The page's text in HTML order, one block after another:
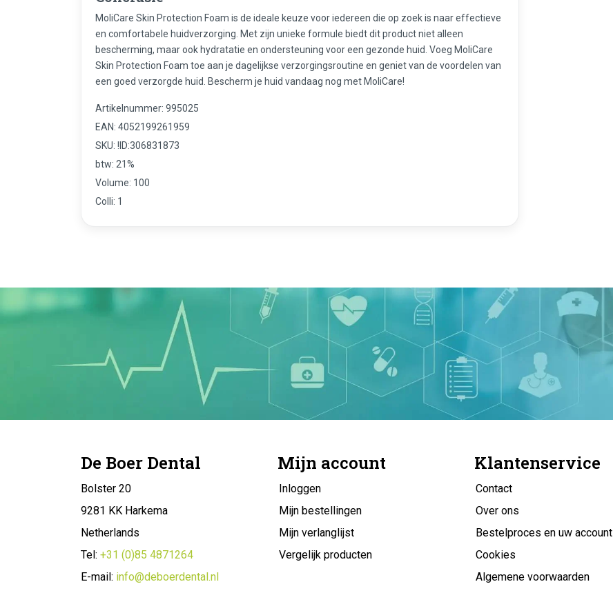
MoliCare Skin Protection Foam is de ideale keuze voor iedereen die op zoek is naar effectieve
en comfortabele huidverzorging. Met zijn unieke formule biedt dit product niet alleen
bescherming, maar ook hydratatie en ondersteuning voor een gezonde huid. Voeg MoliCare
Skin Protection Foam toe aan je dagelijkse verzorgingsroutine en geniet van de voordelen van
een goed verzorgde huid. Bescherm je huid vandaag nog met MoliCare!
Artikelnummer: 995025
EAN: 4052199261959
SKU: !ID:306831873
btw: 21%
Volume: 100
Colli: 1
De Boer Dental
Bolster 20
9281 KK Harkema
Netherlands
Tel: +31 (0)85 4871264
E-mail: info@deboerdental.nl
Mijn account
Inloggen
Mijn bestellingen
Mijn verlanglijst
Vergelijk producten
Klantenservice
Contact
Over ons
Bestelproces en uw account
Cookies
Algemene voorwaarden